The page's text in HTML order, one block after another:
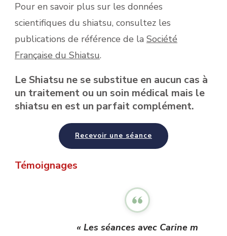
Pour en savoir plus sur les données
scientifiques du shiatsu, consultez les
publications de référence de la Société
Française du Shiatsu.
Le Shiatsu ne se substitue en aucun cas à
un traitement ou un soin médical mais le
shiatsu en est un parfait complément.
Recevoir une séance
Témoignages
« Les séances avec Carine m